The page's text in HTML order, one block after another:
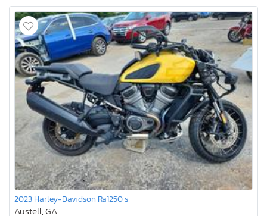
2023 Harley-Davidson Ra1250 s
Austell, GA